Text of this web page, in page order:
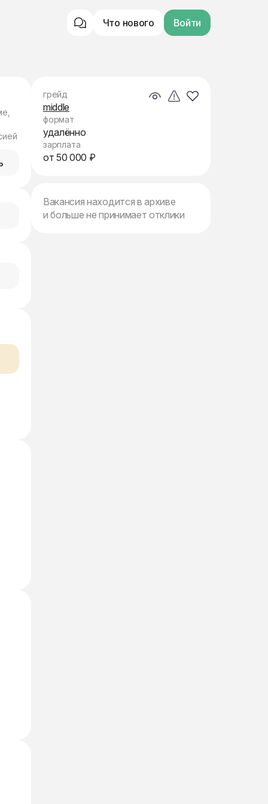
Что нового Войти
грейд
middle
формат
удалённо
зарплата
от 50 000 ₽
Вакансия находится в архиве
и больше не принимает отклики